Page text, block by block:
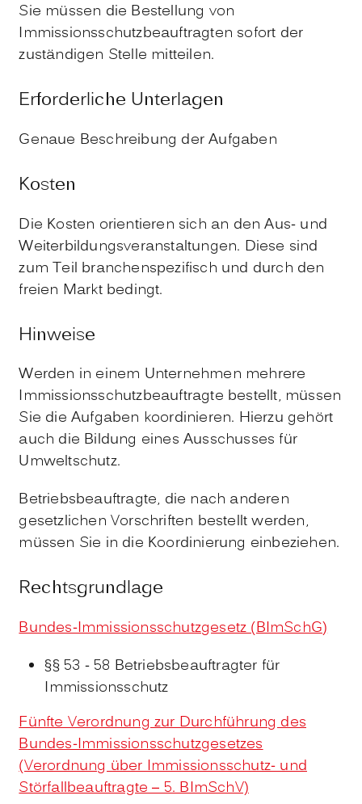
Sie müssen die Bestellung von
Immissionsschutzbeauftragten sofort der
zuständigen Stelle mitteilen.
Erforderliche Unterlagen
Genaue Beschreibung der Aufgaben
Kosten
Die Kosten orientieren sich an den Aus- und
Weiterbildungsveranstaltungen. Diese sind
zum Teil branchenspezifisch und durch den
freien Markt bedingt.
Hinweise
Werden in einem Unternehmen mehrere
Immissionsschutzbeauftragte bestellt, müssen
Sie die Aufgaben koordinieren. Hierzu gehört
auch die Bildung eines Ausschusses für
Umweltschutz.
Betriebsbeauftragte, die nach anderen
gesetzlichen Vorschriften bestellt werden,
müssen Sie in die Koordinierung einbeziehen.
Rechtsgrundlage
Bundes-Immissionsschutzgesetz (BImSchG)
§§ 53 - 58 Betriebsbeauftragter für
Immissionsschutz
Fünfte Verordnung zur Durchführung des
Bundes-Immissionsschutzgesetzes
(Verordnung über Immissionsschutz- und
Störfallbeauftragte – 5. BImSchV)